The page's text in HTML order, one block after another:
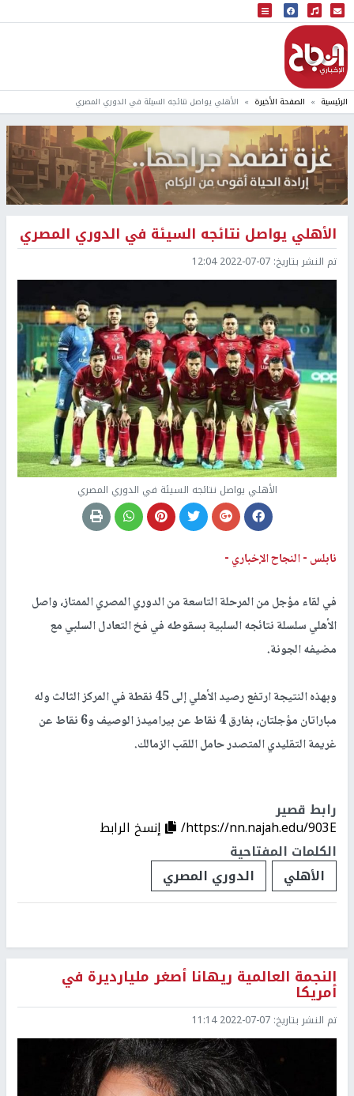
البث المباشر
إذاعة النجاح
الرئيسية الصفحة الأخيرة الأهلي يواصل نتائجه السيئة في الدوري المصري
الأهلي يواصل نتائجه السيئة في الدوري المصري
تم النشر بتاريخ: 2022-07-07 12:04
الأهلي يواصل نتائجه السيئة في الدوري المصري
نابلس -النجاح الإخباري -
في لقاء مؤجل من المرحلة التاسعة من الدوري المصري الممتاز، واصل
الأهلي سلسلة نتائجه السلبية بسقوطه في فخ التعادل السلبي مع
مضيفه الجونة.
وبهذه النتيجة ارتفع رصيد الأهلي إلى 45 نقطة في المركز الثالث وله
مباراتان مؤجلتان، بفارق 4 نقاط عن بيراميدز الوصيف و6 نقاط عن
غريمة التقليدي المتصدر حامل اللقب الزمالك.
رابط قصير
https://nn.najah.edu/903E/
إنسخ الرابط
الكلمات المفتاحية
الأهلي
الدوري المصري
النجمة العالمية ريهانا أصغر مليارديرة في
أمريكا
تم النشر بتاريخ: 2022-07-07 11:14